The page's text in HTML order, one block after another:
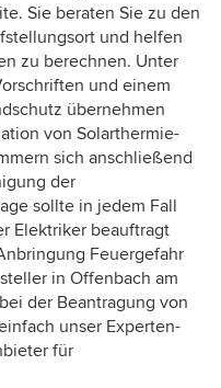
Sie beraten Sie zu den
und helfen
zu berechnen. Unter
und einem
übernehmen
von Solarthermie-
sich anschließend
der
sollte in jedem Fall
Elektriker beauftragt
Feuergefahr
in Offenbach am
der Beantragung von
unser Experten-
für